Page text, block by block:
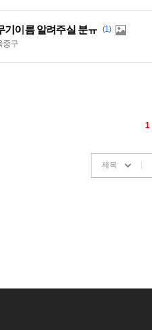
기이름 알려주실 분ㅠ (1)
중구
1